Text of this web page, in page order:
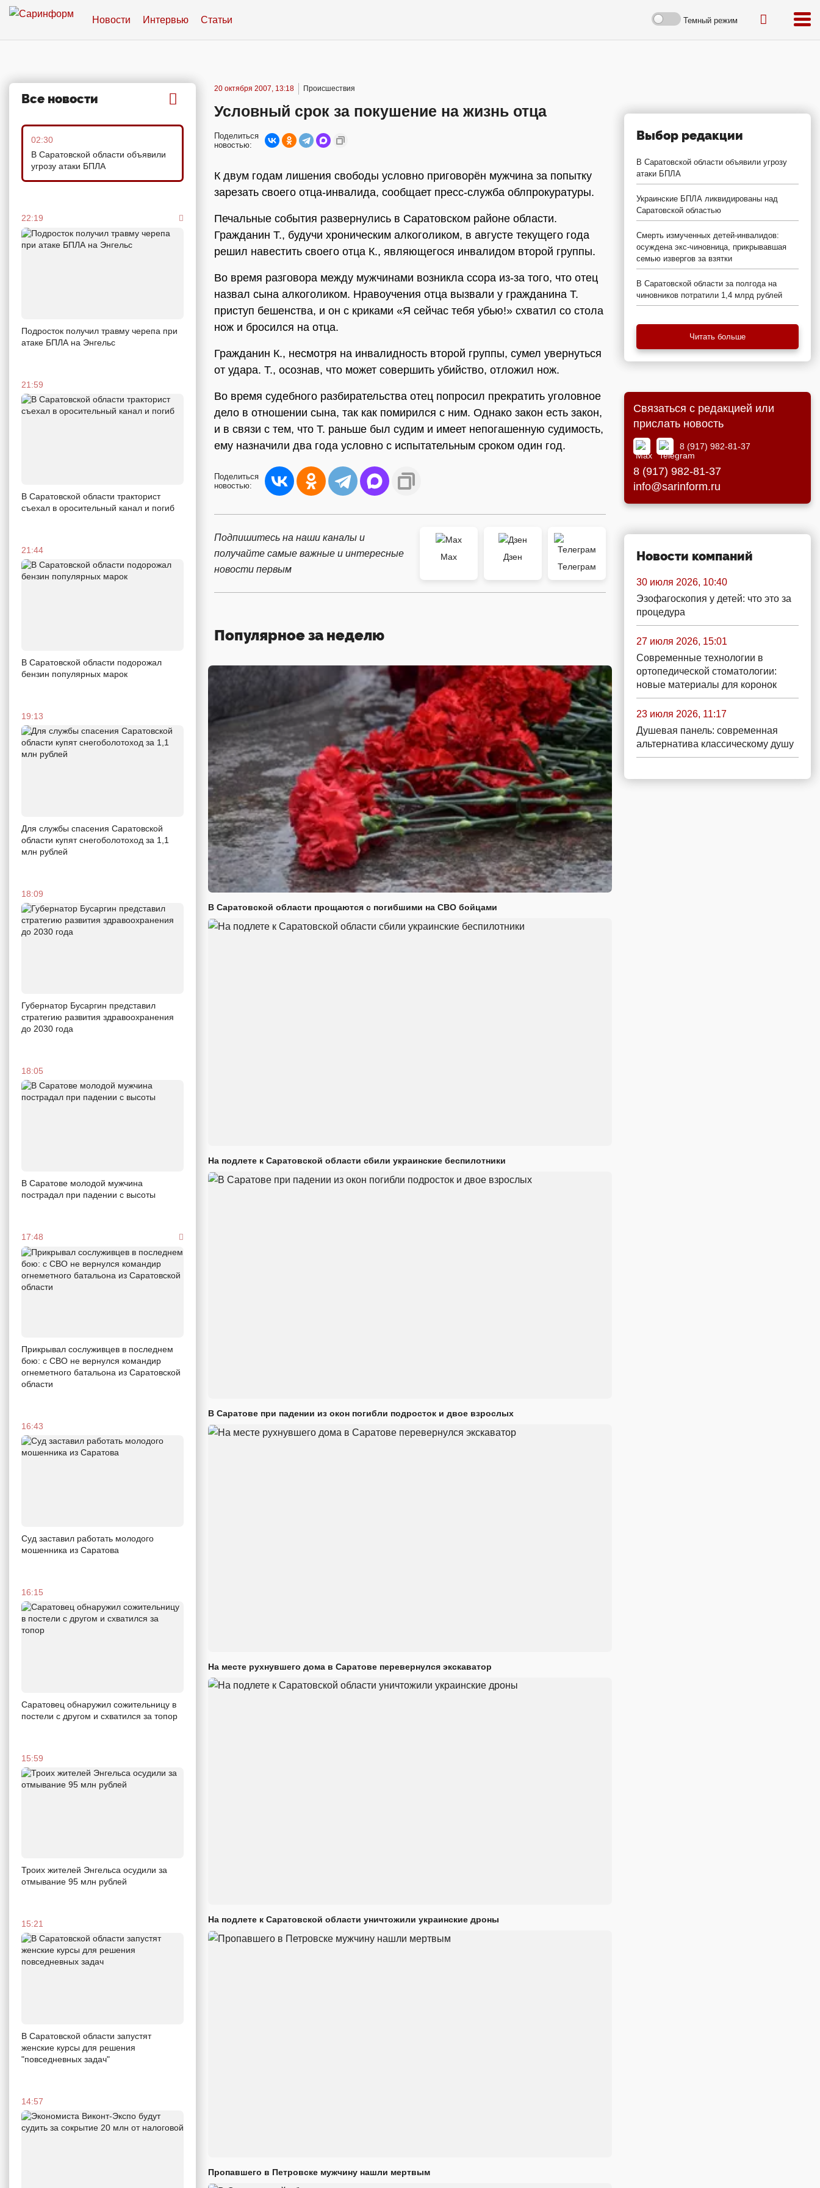
Новости Интервью Статьи Темный режим
Все новости
02:30
В Саратовской области объявили
угрозу атаки БПЛА
22:19
Подросток получил травму черепа при
атаке БПЛА на Энгельс
21:59
В Саратовской области тракторист
съехал в оросительный канал и погиб
21:44
В Саратовской области подорожал
бензин популярных марок
19:13
Для службы спасения Саратовской
области купят снегоболотоход за 1,1
млн рублей
18:09
Губернатор Бусаргин представил
стратегию развития здравоохранения
до 2030 года
18:05
В Саратове молодой мужчина
пострадал при падении с высоты
17:48
Прикрывал сослуживцев в последнем
бою: с СВО не вернулся командир
огнеметного батальона из Саратовской
области
16:43
Суд заставил работать молодого
мошенника из Саратова
16:15
Саратовец обнаружил сожительницу в
постели с другом и схватился за топор
15:59
Троих жителей Энгельса осудили за
отмывание 95 млн рублей
15:21
В Саратовской области запустят
женские курсы для решения
"повседневных задач"
14:57
20 октября 2007, 13:18 Происшествия
Условный срок за покушение на жизнь отца
Поделиться
новостью:
К двум годам лишения свободы условно приговорён мужчина за попытку
зарезать своего отца-инвалида, сообщает пресс-служба облпрокуратуры.
Печальные события развернулись в Саратовском районе области.
Гражданин Т., будучи хроническим алкоголиком, в августе текущего года
решил навестить своего отца К., являющегося инвалидом второй группы.
Во время разговора между мужчинами возникла ссора из-за того, что отец
назвал сына алкоголиком. Нравоучения отца вызвали у гражданина Т.
приступ бешенства, и он с криками «Я сейчас тебя убью!» схватил со стола
нож и бросился на отца.
Гражданин К., несмотря на инвалидность второй группы, сумел увернуться
от удара. Т., осознав, что может совершить убийство, отложил нож.
Во время судебного разбирательства отец попросил прекратить уголовное
дело в отношении сына, так как помирился с ним. Однако закон есть закон,
и в связи с тем, что Т. раньше был судим и имеет непогашенную судимость,
ему назначили два года условно с испытательным сроком один год.
Поделиться
новостью:
Подпишитесь на наши каналы и
получайте самые важные и интересные
новости первым
Max
Дзен
Телеграм
Популярное за неделю
В Саратовской области прощаются с погибшими на СВО бойцами
На подлете к Саратовской области сбили украинские беспилотники
В Саратове при падении из окон погибли подросток и двое взрослых
На месте рухнувшего дома в Саратове перевернулся экскаватор
На подлете к Саратовской области уничтожили украинские дроны
Пропавшего в Петровске мужчину нашли мертвым
Выбор редакции
В Саратовской области объявили угрозу
атаки БПЛА
Украинские БПЛА ликвидированы над
Саратовской областью
Смерть измученных детей-инвалидов:
осуждена экс-чиновница, прикрывавшая
семью извергов за взятки
В Саратовской области за полгода на
чиновников потратили 1,4 млрд рублей
Читать больше
Связаться с редакцией или
прислать новость
8 (917) 982-81-37
8 (917) 982-81-37
info@sarinform.ru
Новости компаний
30 июля 2026, 10:40
Эзофагоскопия у детей: что это за
процедура
27 июля 2026, 15:01
Современные технологии в
ортопедической стоматологии:
новые материалы для коронок
23 июля 2026, 11:17
Душевая панель: современная
альтернатива классическому душу